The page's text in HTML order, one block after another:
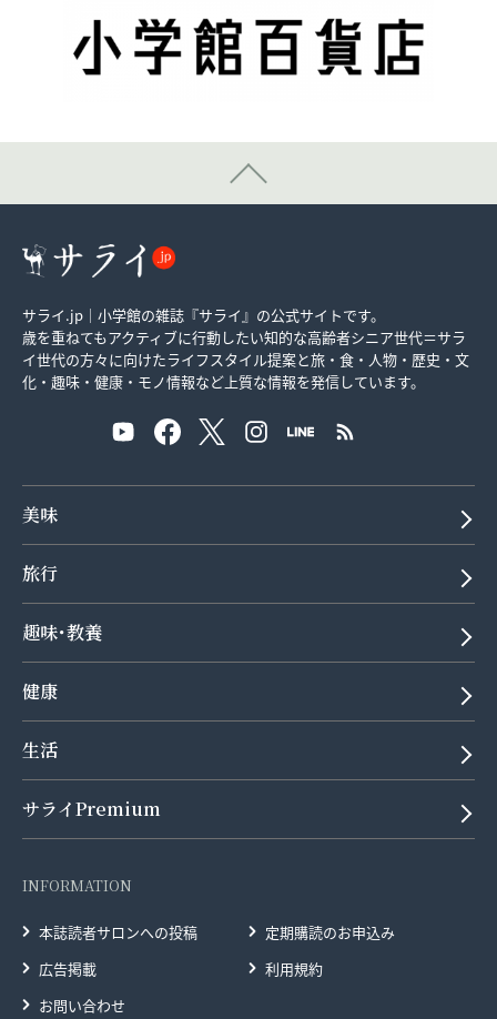
サライ.jp｜小学館の雑誌『サライ』の公式サイトです。
歳を重ねてもアクティブに行動したい知的な高齢者シニア世代＝サラ
イ世代の方々に向けたライフスタイル提案と旅・食・人物・歴史・文
化・趣味・健康・モノ情報など上質な情報を発信しています。
美味
旅行
趣味･教養
健康
生活
サライPremium
INFORMATION
本誌読者サロンへの投稿
定期購読のお申込み
広告掲載
利用規約
お問い合わせ